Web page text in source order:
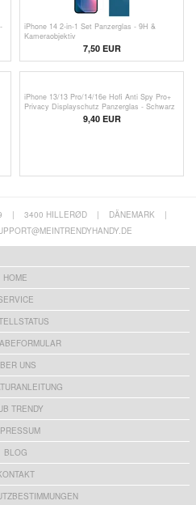
iPhone 14 2-in-1 Set Panzerglas - 9H &
Kameraobjektiv
7,50 EUR
iPhone 13/13 Pro/14/16e Hofi Anti Spy Pro+
Privacy Displayschutz Panzerglas - Schwarz
9,40 EUR
| 3400 HILLERØD | DÄNEMARK
|
HOME
UNS
TRENDY
BLOG